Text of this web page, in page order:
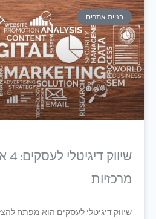
בניית אתרים
שיווק
מרכזיות
שיווק דיגיטלי לעסקים הוא מפתח להצלחה